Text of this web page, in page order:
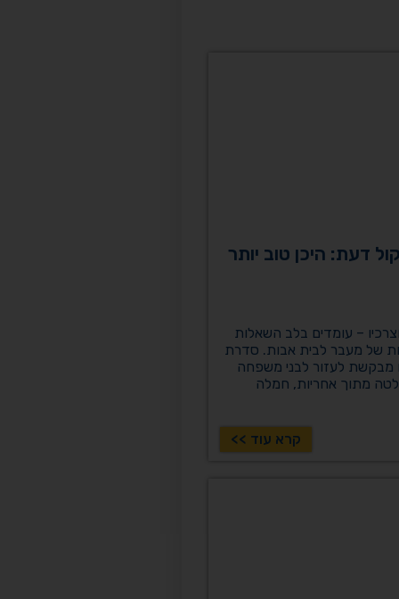
דעת: היכן טוב יותר
– עומדים בלב השאלות
של מעבר לבית אבות. סדרת
מבקשת לעזור לבני משפחה
מתוך אחריות, חמלה
קרא עוד >>